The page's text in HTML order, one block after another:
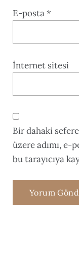
E-posta*
İnternet sitesi
Bir dahaki
üzere adımı,
bu tarayıcıya